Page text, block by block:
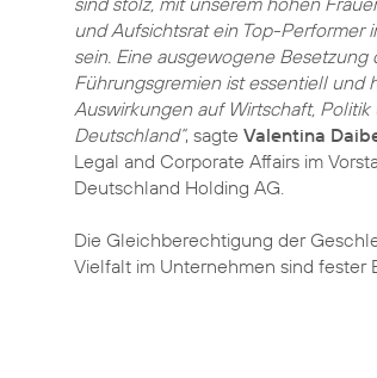
und Aufsichtsrat ein Top-Performer
sein. Eine ausgewogene Besetzung
Führungsgremien ist essentiell und
Auswirkungen auf Wirtschaft,
Deutschland“, sagte Valentina
Legal and Corporate Affairs im
Deutschland Holding AG.
Die Gleichberechtigung der
Vielfalt im Unternehmen sind fester